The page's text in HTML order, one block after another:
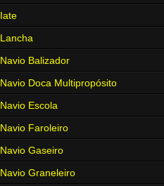
Iate
Lancha
Navio Balizador
Navio Doca Multipropósito
Navio Escola
Navio Faroleiro
Navio Gaseiro
Navio Graneleiro